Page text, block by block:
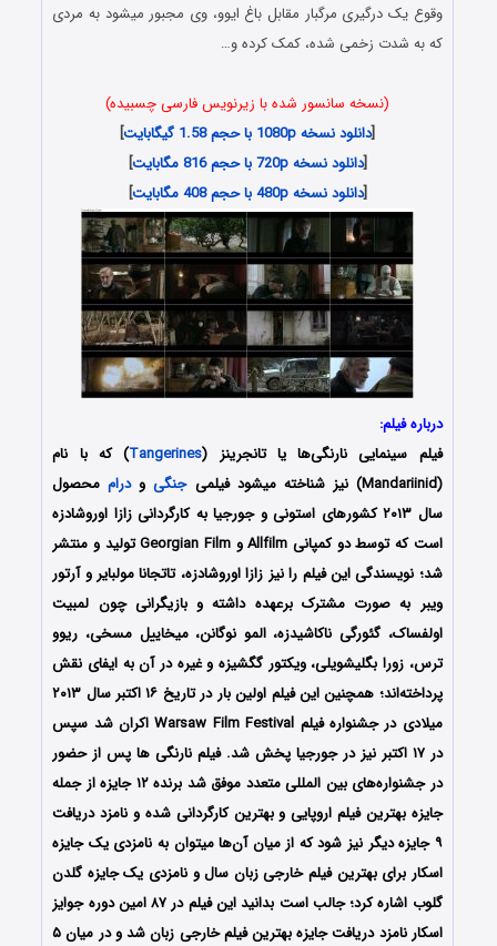
وقوع یک درگیری مرگبار مقابل باغ ایوو، وی مجبور میشود به مردی
که به شدت زخمی شده، کمک کرده و…
(نسخه سانسور شده با زیرنویس فارسی چسبیده)
[دانلود نسخه 1080p با حجم 1.58 گیگابایت
]
[دانلود نسخه 720p با حجم 816 مگابایت
]
[دانلود نسخه 480p با حجم 408 مگابایت ]
درباره فیلم:
فیلم سینمایی نارنگی‌ها یا تانجرینز (Tangerines) که با نام
(Mandariinid) نیز شناخته میشود فیلمی
جنگیودراممحصول
سال ۲۰۱۳ کشورهای استونی و جورجیا به کارگردانی زازا اوروشادزه
است که توسط دو کمپانی Allfilm و Georgian Film تولید و منتشر
شد؛ نویسندگی این فیلم را نیز زازا اوروشادزه، تاتجانا مولبایر و آرتور
ویبر به صورت مشترک برعهده داشته و بازیگرانی چون لمبیت
اولفساک، گئورگی ناکاشیدزه، المو نوگانن، میخاییل مسخی، ریوو
ترس، زورا بگلیشویلی، ویکتور گگشیزه و غیره در آن به ایفای نقش
پرداخته‌اند؛ همچنین این فیلم اولین بار در تاریخ ۱۶ اکتبر سال ۲۰۱۳
میلادی در جشنواره فیلم Warsaw Film Festival اکران شد سپس
در ۱۷ اکتبر نیز در جورجیا پخش شد. فیلم نارنگی ها پس از حضور
در جشنواره‌‌های بین المللی متعدد موفق شد برنده ۱۲ جایزه
از جمله
جایزه بهترین فیلم اروپایی و بهترین کارگردانی شده و نامزد دریافت
۹ جایزه دیگر نیز شود که از میان آن‌ها میتوان به نامزدی یک جایزه
اسکار برای بهترین فیلم خارجی زبان سال و نامزدی یک جایزه گلدن
گلوب اشاره کرد؛ جالب است بدانید این فیلم در ۸۷ امین دوره جوایز
اسکار نامزد دریافت جایزه بهترین فیلم خارجی زبان شد و در میان ۵